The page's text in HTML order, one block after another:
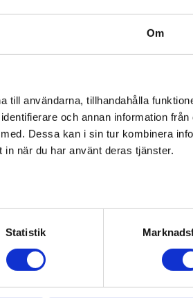
Om
till användarna, tillhandahålla
och annan information från
Dessa kan i sin tur kombinera
när du har använt deras tjänster.
Statistik